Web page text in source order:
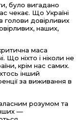
було вигадано
чекає. Що Україні
довірливих
наших,
маса
Що ніхто і ніколи не
крім нас самих.
інший
за виживання в
розумом та
—